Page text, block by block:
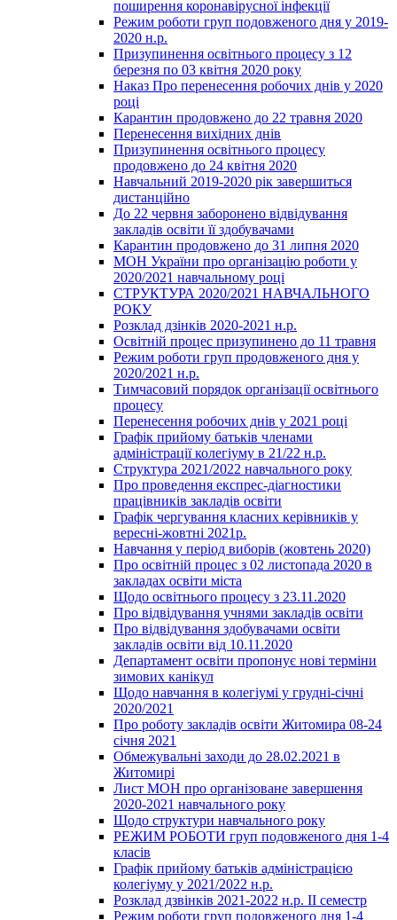
поширення коронавірусної інфекції
Режим роботи груп подовженого дня у 2019-
2020 н.р.
Призупинення освітнього процесу з 12
березня по 03 квітня 2020 року
Наказ Про перенесення робочих днів у 2020
році
Карантин продовжено до 22 травня 2020
Перенесення вихідних днів
Призупинення освітнього процесу
продовжено до 24 квітня 2020
Навчальний 2019-2020 рік завершиться
дистанційно
До 22 червня заборонено відвідування
закладів освіти її здобувачами
Карантин продовжено до 31 липня 2020
МОН України про організацію роботи у
2020/2021 навчальному році
СТРУКТУРА 2020/2021 НАВЧАЛЬНОГО
РОКУ
Розклад дзінків 2020-2021 н.р.
Освітній процес призупинено до 11 травня
Режим роботи груп продовженого дня у
2020/2021 н.р.
Тимчасовий порядок організації освітнього
процесу
Перенесення робочих днів у 2021 році
Графік прийому батьків членами
адміністрації колегіуму в 21/22 н.р.
Структура 2021/2022 навчального року
Про проведення експрес-діагностики
працівників закладів освіти
Графік чергування класних керівників у
вересні-жовтні 2021р.
Навчання у період виборів (жовтень 2020)
Про освітній процес з 02 листопада 2020 в
закладах освіти міста
Щодо освітнього процесу з 23.11.2020
Про відвідування учнями закладів освіти
Про відвідування здобувачами освіти
закладів освіти від 10.11.2020
Департамент освіти пропонує нові терміни
зимових канікул
Щодо навчання в колегіумі у грудні-січні
2020/2021
Про роботу закладів освіти Житомира 08-24
січня 2021
Обмежувальні заходи до 28.02.2021 в
Житомирі
Лист МОН про організоване завершення
2020-2021 навчального року
Щодо структури навчального року
РЕЖИМ РОБОТИ груп подовженого дня 1-4
класів
Графік прийому батьків адміністрацією
колегіуму у 2021/2022 н.р.
Розклад дзвінків 2021-2022 н.р. ІІ семестр
Режим роботи груп подовженого дня 1-4